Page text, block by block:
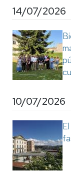
14/07/2026
10/07/2026